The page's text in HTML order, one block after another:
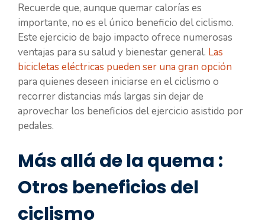
Recuerde que, aunque quemar calorías es
importante, no es el único beneficio del ciclismo.
Este ejercicio de bajo impacto ofrece numerosas
ventajas para su salud y bienestar general. Las
bicicletas eléctricas pueden ser una gran opción
para quienes deseen iniciarse en el ciclismo o
recorrer distancias más largas sin dejar de
aprovechar los beneficios del ejercicio asistido por
pedales.
Más allá de la quema :
Otros beneficios del
ciclismo